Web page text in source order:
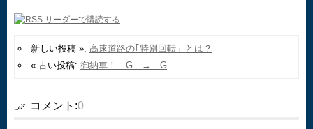
新しい投稿 »: 高速道路の｢特別回転」とは？
« 古い投稿: 御納車！ G → G
コメント:0